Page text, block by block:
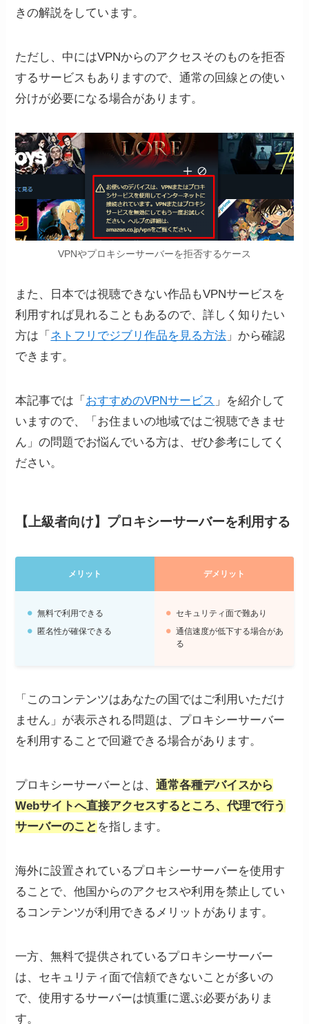
きの解説をしています。
ただし、中にはVPNからのアクセスそのものを拒否
するサービスもありますので、通常の回線との使い
分けが必要になる場合があります。
VPNやプロキシーサーバーを拒否するケース
また、日本では視聴できない作品もVPNサービスを
利用すれば見れることもあるので、詳しく知りたい
方は「 ネトフリでジブリ作品を見る方法 」から確認
できます。
本記事では「 おすすめのVPNサービス 」を紹介して
いますので、「お住まいの地域ではご視聴できませ
ん」の問題でお悩んでいる方は、ぜひ参考にしてく
ださい。
【上級者向け】プロキシーサーバーを利用する
メリット デメリット
無料で利用できる
匿名性が確保できる
セキュリティ面で難あり
通信速度が低下する場合があ
る
「このコンテンツはあなたの国ではご利用いただけ
ません」が表示される問題は、プロキシーサーバー
を利用することで回避できる場合があります。
プロキシーサーバーとは、通常各種デバイスから
Webサイトへ直接アクセスするところ、代理で行う
サーバーのこと を指します。
海外に設置されているプロキシーサーバーを使用す
ることで、他国からのアクセスや利用を禁止してい
るコンテンツが利用できるメリットがあります。
一方、無料で提供されているプロキシーサーバー
は、セキュリティ面で信頼できないことが多いの
で、使用するサーバーは慎重に選ぶ必要がありま
す。